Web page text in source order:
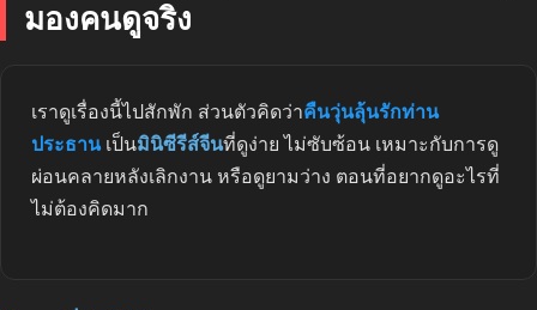
มองคนดูจริง
เราดูเรื่องนี้ไปสักพัก ส่วนตัวคิดว่าคืนวุ่นลุ้นรักท่าน
ประธานเป็นมินิซีรีส์จีนที่ดูง่าย ไม่ซับซ้อน เหมาะกับการดู
ผ่อนคลายหลังเลิกงาน หรือดูยามว่าง ตอนที่อยากดูอะไรที่
ไม่ต้องคิดมาก